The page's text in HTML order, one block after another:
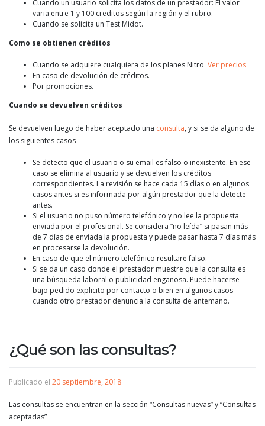
Cuando un usuario solicita los datos de un prestador: El valor
varia entre 1 y 100 creditos según la región y el rubro.
Cuando se solicita un Test Midot.
Como se obtienen créditos
Cuando se adquiere cualquiera de los planes Nitro Ver precios
En caso de devolución de créditos.
Por promociones.
Cuando se devuelven créditos
Se devuelven luego de haber aceptado una consulta, y si se da alguno de
los siguientes casos
Se detecto que el usuario o su email es falso o inexistente. En ese
caso se elimina al usuario y se devuelven los créditos
correspondientes. La revisión se hace cada 15 días o en algunos
casos antes si es informada por algún prestador que la detecte
antes.
Si el usuario no puso número telefónico y no lee la propuesta
enviada por el profesional. Se considera “no leída” si pasan más
de 7 días de enviada la propuesta y puede pasar hasta 7 días más
en procesarse la devolución.
En caso de que el número telefónico resultare falso.
Si se da un caso donde el prestador muestre que la consulta es
una búsqueda laboral o publicidad engañosa. Puede hacerse
bajo pedido explicito por contacto o bien en algunos casos
cuando otro prestador denuncia la consulta de antemano.
¿Qué son las consultas?
Publicado el 20 septiembre, 2018
Las consultas se encuentran en la sección “Consultas nuevas” y “Consultas
aceptadas”